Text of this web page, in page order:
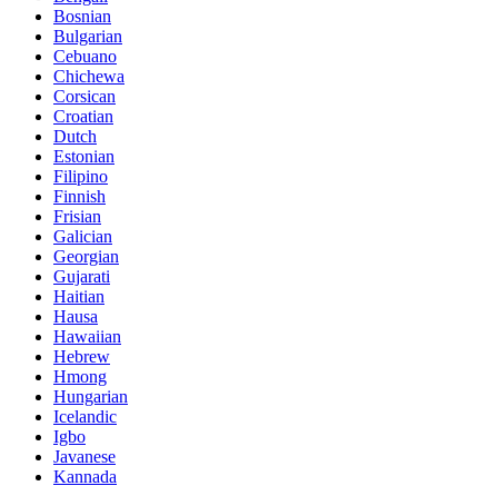
Bosnian
Bulgarian
Cebuano
Chichewa
Corsican
Croatian
Dutch
Estonian
Filipino
Finnish
Frisian
Galician
Georgian
Gujarati
Haitian
Hausa
Hawaiian
Hebrew
Hmong
Hungarian
Icelandic
Igbo
Javanese
Kannada